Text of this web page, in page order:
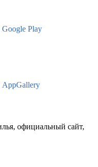
Play
AppGallery
официальный сайт,